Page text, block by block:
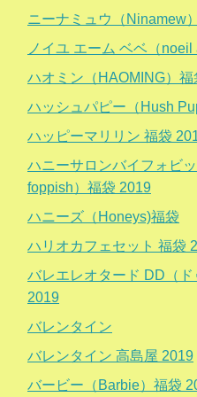
ニーナミュウ（Ninamew
ノイユ エーム ベベ（
ハオミン（HAOMING）福
ハッシュパピー（Hush
ハッピーマリリン 福袋
ハニーサロンバイフォビ
foppish）福袋 2019
ハニーズ（Honeys)福袋
ハリオカフェセット 福袋
バレエレオタード DD（
2019
バレンタイン
バレンタイン 高島屋 2019
バービー（Barbie）福袋